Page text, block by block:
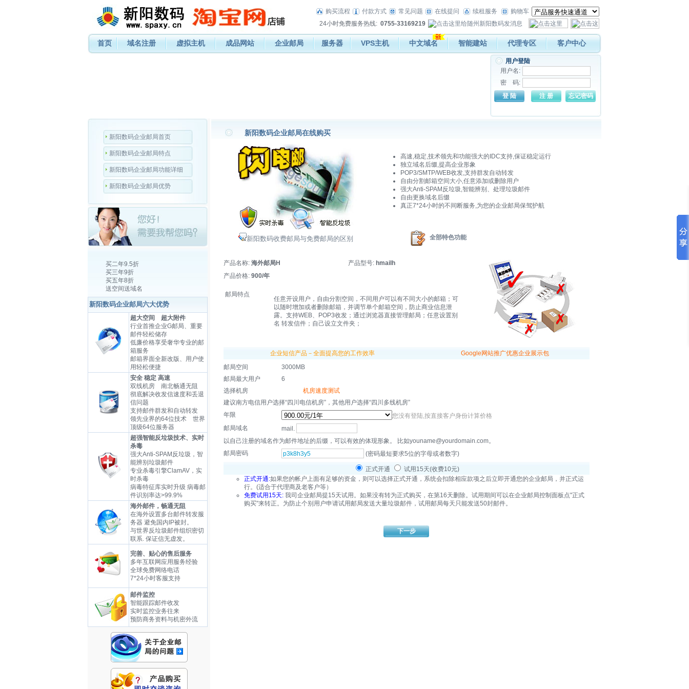
购买流程 付款方式 常见问题 在线提问 续租服务
购物车
24小时免费服务热线: 0755-33169219
首页 域名注册 虚拟主机 成品网站 企业邮局 服务器 VPS主机 中文域名 智能建站 代理专区 客户中心
用户登陆
用户名:
密 码:
新阳数码企业邮局首页
新阳数码企业邮局特点
新阳数码企业邮局功能详细
新阳数码企业邮局优势
买二年9.5折
买三年9折
买五年8折
送空间送域名
新阳数码企业邮局六大优势
超大空间 超大附件
行业首推企业G邮局、重要
邮件轻松储存
低廉价格享受奢华专业的邮
箱服务
邮箱界面全新改版、用户使
用轻松便捷
安全 稳定 高速
双线机房 南北畅通无阻
彻底解决收发信速度和丢退
信问题
支持邮件群发和自动转发
领先业界的64位技术 世界
顶级64位服务器
超强智能反垃圾技术、实时
杀毒
强大Anti-SPAM反垃圾，智
能辨别垃圾邮件
专业杀毒引擎ClamAV，实
时杀毒
病毒特征库实时升级 病毒邮
件识别率达>99.9%
海外邮件，畅通无阻
在海外设置多台邮件转发服
务器 避免国内IP被封。
与世界反垃圾邮件组织密切
联系. 保证信无虚发。
完善、贴心的售后服务
多年互联网应用服务经验
全球免费网络电话
7*24小时客服支持
邮件监控
智能跟踪邮件收发
实时监控业务往来
预防商务资料与机密外流
新阳数码企业邮局在线购买
高速,稳定,技术领先和功能强大的IDC支持,保证稳定运行
独立域名后缀,提高企业形象
POP3/SMTP/WEB收发,支持群发自动转发
自由分割邮箱空间大小,任意添加或删除用户
强大Anti-SPAM反垃圾,智能辨别、处理垃圾邮件
自由更换域名后缀
真正7*24小时的不间断服务,为您的企业邮局保驾护航
新阳数码收费邮局与免费邮局的区别 全部特色功能
产品名称: 海外邮局H 产品型号: hmailh
产品价格: 900/年
邮局特点
任意开设用户，自由分割空间，不同用户可以有不同大小的邮箱；可
以随时增加或者删除邮箱，并调节单个邮箱空间，防止商业信息泄
露。支持WEB、POP3收发；通过浏览器直接管理邮局；任意设置别
名 转发信件；自己设立文件夹；
企业短信产品－全面提高您的工作效率
Google网站推广优惠企业展示包
邮局空间
3000MB
邮局最大用户
6
选择机房
机房速度测试
建议南方电信用户选择“四川电信机房”，其他用户选择“四川多线机房”
年限
您没有登陆,按直接客户身份计算价格
邮局域名
mail.
以自己注册的域名作为邮件地址的后缀，可以有效的体现形象。 比如youname@yourdomain.com。
邮局密码
(密码最短要求5位的字母或者数字)
正式开通
试用15天(收费10元)
正式开通:如果您的帐户上面有足够的资金，则可以选择正式开通，系统会扣除相应款项之后立即开通您的企业邮局，并正式运
行。(适合于代理商及老客户等）
免费试用15天:我司企业邮局提15天试用。如果没有转为正式购买，在第16天删除。试用期间可以在企业邮局控制面板点"正式
购买"来转正。为防止个别用户申请试用邮局发送大量垃圾邮件，试用邮局每天只能发送50封邮件。